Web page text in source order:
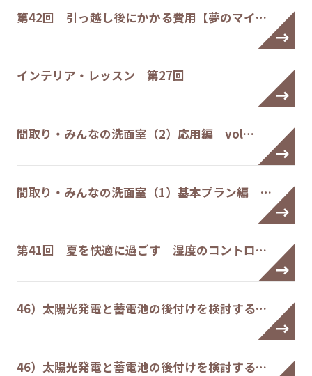
第42回 引っ越し後にかかる費用【夢のマイ…
インテリア・レッスン 第27回
間取り・みんなの洗面室（2）応用編 vol…
間取り・みんなの洗面室（1）基本プラン編 …
第41回 夏を快適に過ごす 湿度のコントロ…
46）太陽光発電と蓄電池の後付けを検討する…
46）太陽光発電と蓄電池の後付けを検討する…